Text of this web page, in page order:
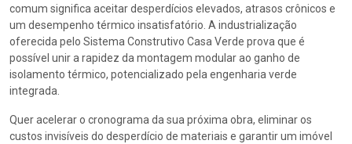
comum significa aceitar desperdícios elevados, atrasos crônicos e
um desempenho térmico insatisfatório. A industrialização
oferecida pelo Sistema Construtivo Casa Verde prova que é
possível unir a rapidez da montagem modular ao ganho de
isolamento térmico, potencializado pela engenharia verde
integrada.
Quer acelerar o cronograma da sua próxima obra, eliminar os
custos invisíveis do desperdício de materiais e garantir um imóvel